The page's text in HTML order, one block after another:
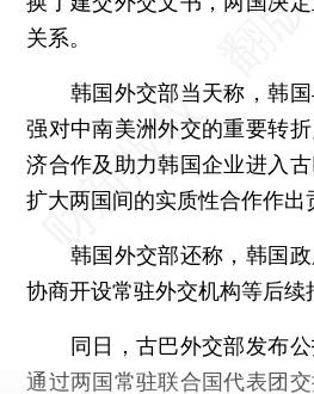
关系。
韩国外交部当天称，韩国
强对中南美洲外交的重要转
济合作及助力韩国企业进入
扩大两国间的实质性合作作出
韩国外交部还称，韩国政
协商开设常驻外交机构等后续
同日，古巴外交部发布公
通过两国常驻联合国代表团